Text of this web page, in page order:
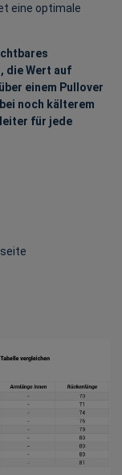
eine optimale
die Wert auf
einem Pullover
noch kälterem
für jede